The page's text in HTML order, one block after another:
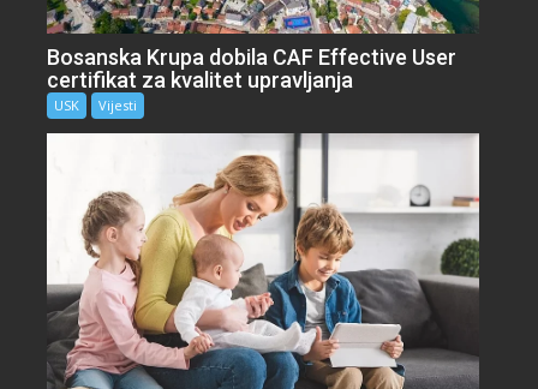
Bosanska Krupa dobila CAF Effective User
certifikat za kvalitet upravljanja
USK Vijesti